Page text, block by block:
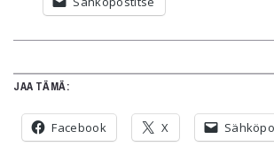
JAA TÄMÄ:
Facebook X